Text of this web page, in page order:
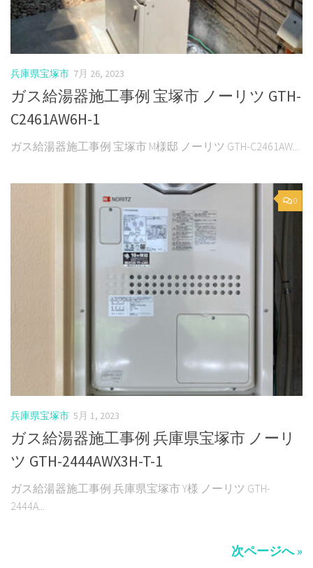
兵庫県宝塚市 7月 26, 2023
ガス給湯器施工事例 宝塚市 ノーリツ GTH-
C2461AW6H-1
ガス給湯器施工事例 宝塚市 M様邸 ノーリツ GTH-C2461AW...
0
兵庫県宝塚市 5月 1, 2023
ガス給湯器施工事例 兵庫県宝塚市 ノーリ
ツ GTH-2444AWX3H-T-1
ガス給湯器施工事例 兵庫県宝塚市 Y様 ノーリツ GTH-
2444A...
次ページへ »